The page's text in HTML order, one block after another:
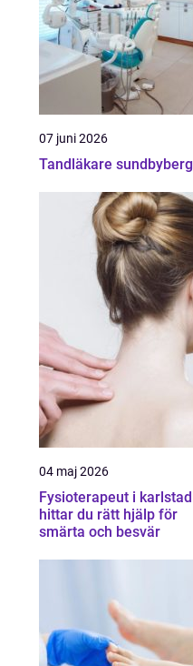
07 juni 2026
Tandläkare sundbyberg
04 maj 2026
Fysioterapeut i karlstad så
hittar du rätt hjälp för
smärta och besvär